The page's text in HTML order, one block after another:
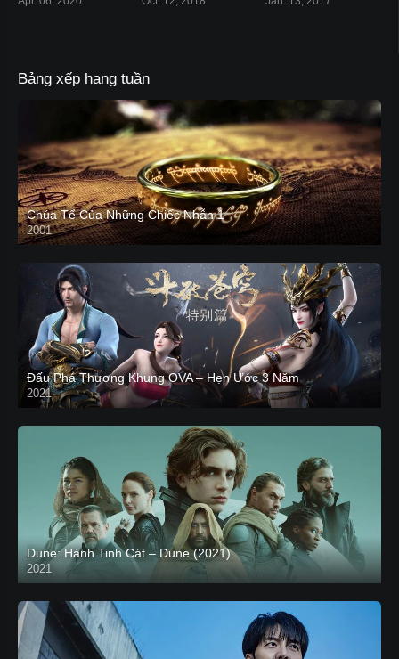
Bảng xếp hạng tuần
Chúa Tể Của Những Chiếc Nhẫn 1
2001
Đấu Phá Thương Khung OVA – Hẹn Ước 3 Năm
2021
Dune: Hành Tinh Cát – Dune (2021)
2021
HD VIETSUB